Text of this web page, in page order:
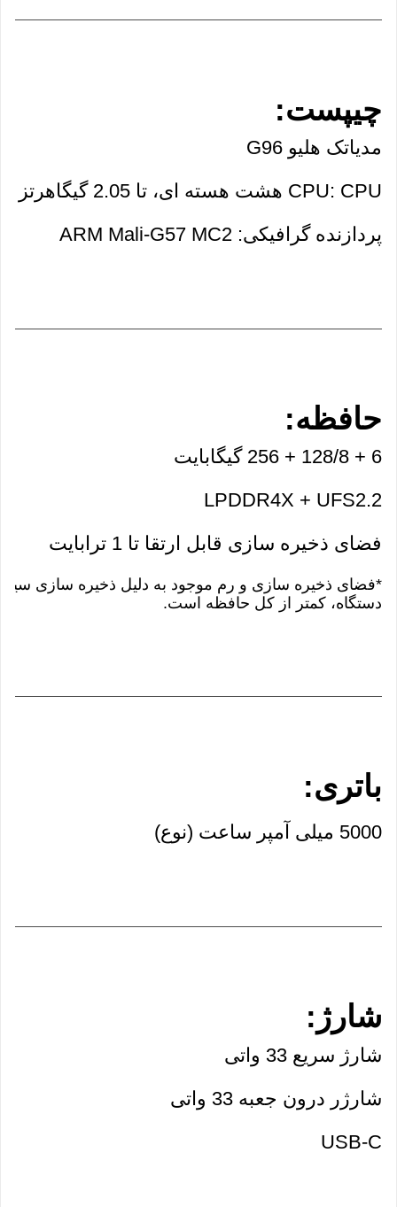
چیپست:
مدیاتک هلیو G96
CPU: CPU هشت هسته ای، تا 2.05 گیگاهرتز
پردازنده گرافیکی: ARM Mali-G57 MC2
حافظه:
6 + 128/8 + 256 گیگابایت
LPDDR4X + UFS2.2
فضای ذخیره سازی قابل ارتقا تا 1 ترابایت
*فضای ذخیره سازی و رم موجود به دلیل ذخیره سازی
دستگاه، کمتر از کل حافظه است.
باتری:
5000 میلی آمپر ساعت (نوع)
شارژ:
شارژ سریع 33 واتی
شارژر درون جعبه 33 واتی
USB-C